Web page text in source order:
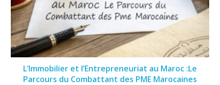
L’Immobilier et l’Entrepreneuriat au Maroc :Le
Parcours du Combattant des PME Marocaines